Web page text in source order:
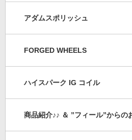
アダムスポリッシュ
FORGED WHEELS
ハイスパーク IG コイル
商品紹介♪♪ ＆ ”フィール”からの